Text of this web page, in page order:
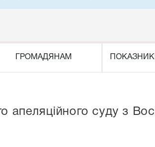
ГРОМАДЯНАМ
апеляційного суду з